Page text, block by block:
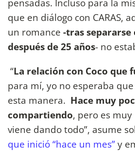
pensadas. Incluso para la
que en diálogo con CARAS,
un romance -tras
después de 25 años- no
“La relación con Coco que
para mí, yo no esperaba
esta manera. Hace muy
compartiendo, pero es
viene dando todo”, asume
que inició “hace un mes”y